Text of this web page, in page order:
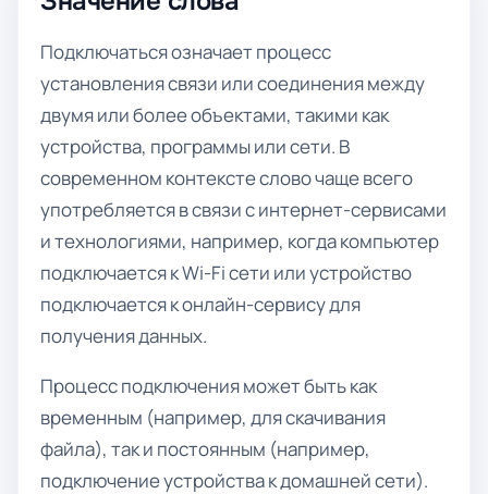
Подключаться означает процесс
установления связи или соединения между
двумя или более объектами, такими как
устройства, программы или сети. В
современном контексте слово чаще всего
употребляется в связи с интернет-сервисами
и технологиями, например, когда компьютер
подключается к Wi-Fi сети или устройство
подключается к онлайн-сервису для
получения данных.
Процесс подключения может быть как
временным (например, для скачивания
файла), так и постоянным (например,
подключение устройства к домашней сети).